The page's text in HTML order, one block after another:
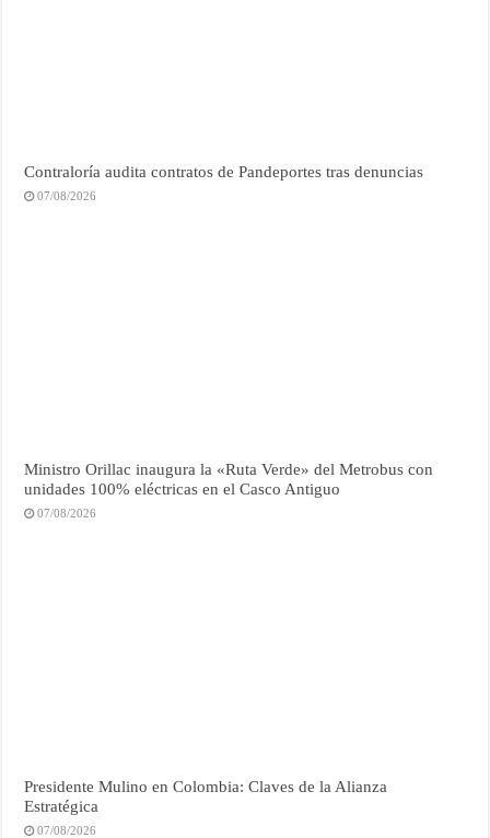
Contraloría audita contratos de Pandeportes tras denuncias
07/08/2026
Ministro Orillac inaugura la «Ruta Verde» del Metrobus con
unidades 100% eléctricas en el Casco Antiguo
07/08/2026
Presidente Mulino en Colombia: Claves de la Alianza
Estratégica
07/08/2026